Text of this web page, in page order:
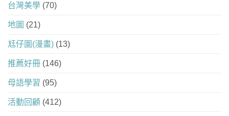
台灣美學 (70)
地圖 (21)
尪仔圖(漫畫) (13)
推薦好冊 (146)
母語學習 (95)
活動回顧 (412)